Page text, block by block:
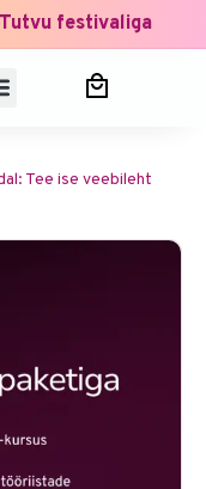
festivaliga
Tee ise veebileht